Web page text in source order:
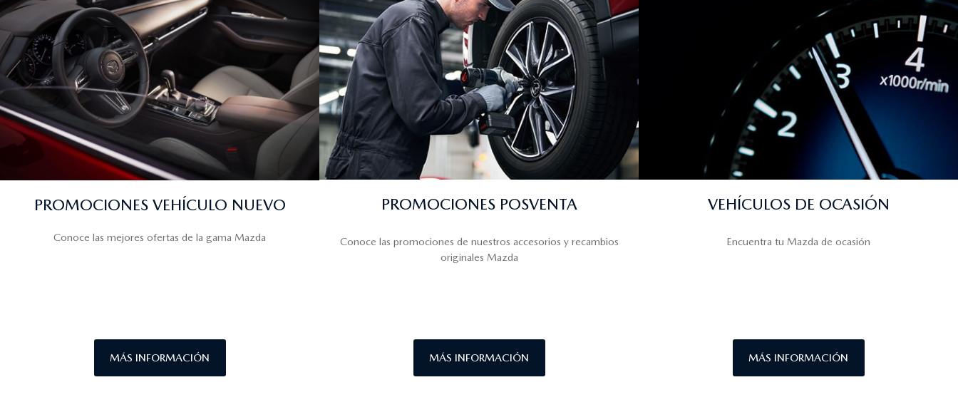
PROMOCIONES VEHÍCULO NUEVO
Conoce las mejores ofertas de la gama Mazda
MÁS INFORMACIÓN
PROMOCIONES POSVENTA
Conoce las promociones de nuestros accesorios y recambios
originales Mazda
MÁS INFORMACIÓN
VEHÍCULOS DE OCASIÓN
Encuentra tu Mazda de ocasión
MÁS INFORMACIÓN